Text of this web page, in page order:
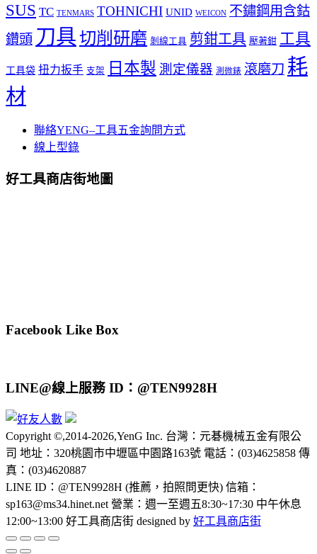
SUS TC TENMARS TOHNICHI UNID WEICON 不鏽鋼用含鈷
鑽頭 刀具切削研磨 剝線工具 剪鉗工具 壓著鉗 工具
工具袋 扭力扳手 支架 日本製 測定儀器 測微錶 滾磨刀 耗
材
聯絡YENG–工具五金詢問方式
線上型錄
好工具商店街地圖
Facebook Like Box
LINE@線上服務 ID：@TEN9928H
Copyright ©,2014-2026,YenG Inc. 台灣：元碁機械五金有限公
司 地址：320桃園市中壢區中園路163號 電話：(03)4625858 傳
真：(03)4620887
LINE ID：@TEN9928H (推薦，拍照問更快) 信箱：
sp163@ms34.hinet.net 營業：週一至週五8:30~17:30 中午休息
12:00~13:00 好工具商店街 designed by 好工具商店街